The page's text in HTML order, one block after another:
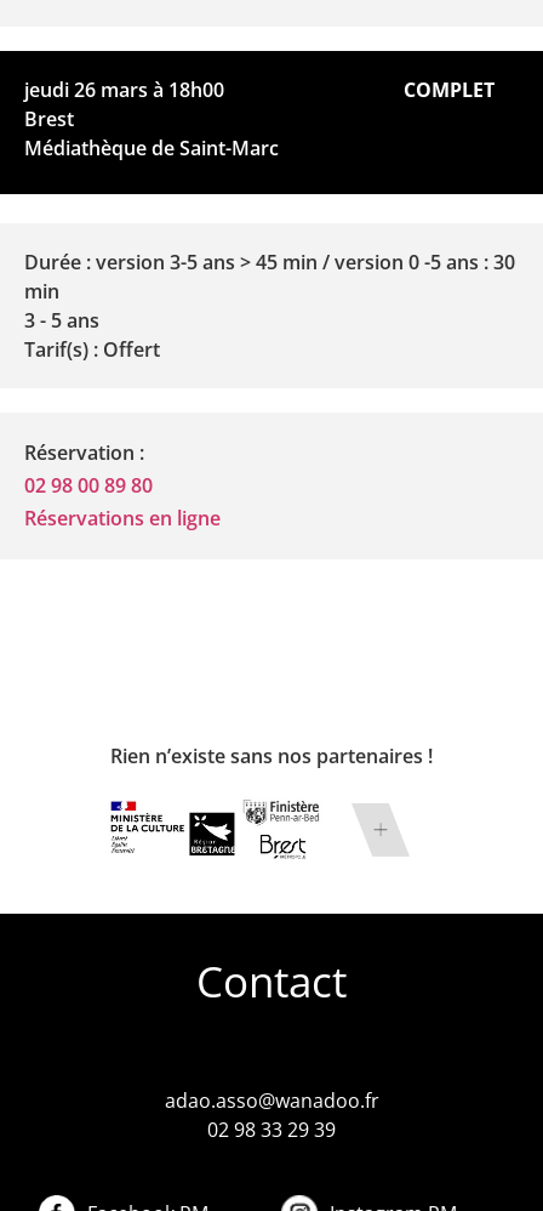
jeudi 26 mars à 18h00
COMPLET
Brest
Médiathèque de Saint-Marc
Durée : version 3-5 ans > 45 min / version 0 -5 ans : 30
min
3 - 5 ans
Tarif(s) : Offert
Réservation :
02 98 00 89 80
Réservations en ligne
Rien n’existe sans nos partenaires !
Contact
adao.asso@wanadoo.fr
02 98 33 29 39